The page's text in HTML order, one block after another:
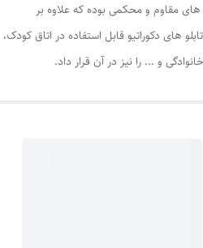
مقاوم و محکمی بوده که علاوه بر
های دکوراتیو قابل استفاده در اتاق کودک،
و ... را نیز در آن قرار داد.